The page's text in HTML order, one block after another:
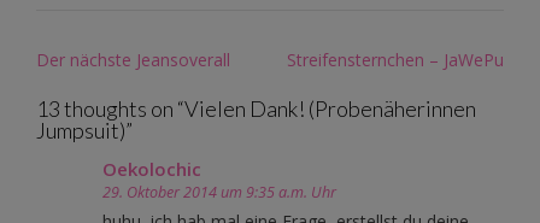
Post
Der nächste Jeansoverall Streifensternchen – JaWePu
13 thoughts on “Vielen Dank! (Probenäherinnen
Jumpsuit)”
Oekolochic
29. Oktober 2014 um 9:35 a.m. Uhr